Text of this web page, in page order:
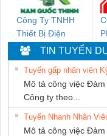
Công Ty TNHH
Thiết Bị Điện
Nam Quốc Thịnh
TIN TUYỂN
Tuyển gấp nhân viên
Mô tả công việc
Công ty theo...
Tuyển Nhanh Nhân
Mô tả công việc